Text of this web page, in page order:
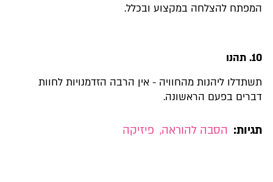
המפתח להצלחה במקצוע ובכלל.
10. תהנו
תשתדלו ליהנות מהחוויה - אין הרבה הזדמנויות לחוות
דברים בפעם הראשונה.
תגיות: הסבה להוראה, פיזיקה